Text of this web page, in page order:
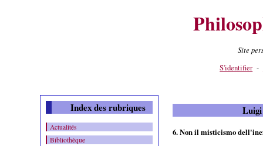
Site
S'identifier -
Index des rubriques
Actualités
Bibliothèque
6. Non il misticismo